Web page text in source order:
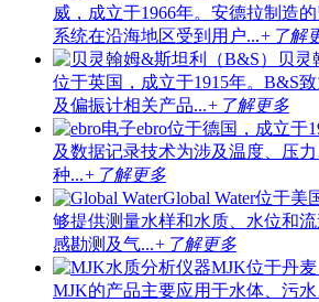
威，成立于1966年。安德拉制造
系统在沿海地区受到用户...+了解
贝灵
位于英国，成立于1915年。B&S
及偏振计相关产品...+了解更多
ebro位于德国，成立于
及数据记录技术为涉及温度、压
种...+了解更多
Global Water位于美
够提供测量水样和水质、水位和
感勘测及气...+了解更多
MJK位于丹麦
MJK的产品主要应用于水体、污